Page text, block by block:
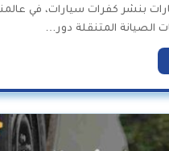
بنشر كفرات سيارات، في
الصيانة المتنقلة دور…